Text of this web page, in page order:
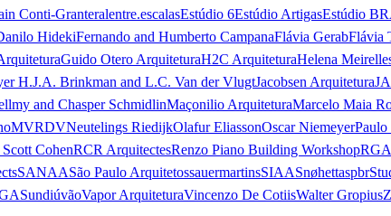
Conti-Granteralentre.escalasEstúdio 6Estúdio ArtigasEstúdio
HidekiFernando and Humberto CampanaFlávia GerabFlávia
Guido Otero ArquiteturaH2C ArquiteturaHelena
H.J.A. Brinkman and L.C. Van der VlugtJacobsen Arquitetura
and Chasper SchmidlinMaçonilio ArquiteturaMarcelo Maia
MVRDVNeutelings RiedijkOlafur EliassonOscar NiemeyerPaulo
CohenRCR ArquitectesRenzo Piano Building Workshop
SANAASão Paulo ArquitetossauermartinsSIAASnøhettaspbr
undiúvãoVapor ArquiteturaVincenzo De CotiisWalter Gropius